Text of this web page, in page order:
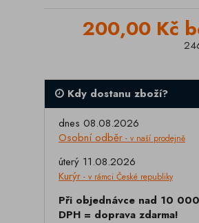
200,00 Kč
Kdy dostanu zboží?
dnes 08.08.2026
Osobní odběr - v naší prodejně
úterý 11.08.2026
Kurýr - v rámci České republiky
Při objednávce nad 10
DPH = doprava zdarma!